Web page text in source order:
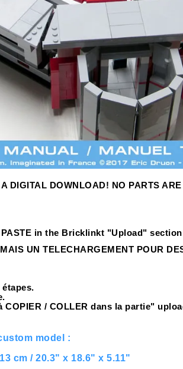
DIGITAL DOWNLOAD! NO PARTS
in the Bricklinkt "Upload"
UN TELECHARGEMENT POUR
COPIER / COLLER dans la partie"
model :
cm / 20.3" x 18.6" x 5.11"